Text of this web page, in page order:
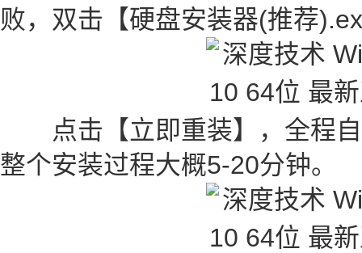
败，双击【硬盘安装器(推荐
点击【立即重装】，全程自
整个安装过程大概5-20分钟。